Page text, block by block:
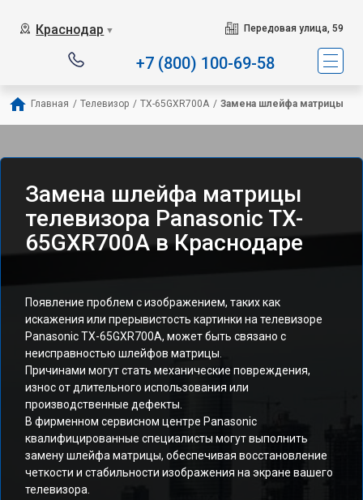
Краснодар ▼ Передовая улица, 59
+7 (800) 100-69-58
Главная / Телевизор / TX-65GXR700A / Замена шлейфа матрицы
Замена шлейфа матрицы
телевизора Panasonic TX-
65GXR700A в Краснодаре
Появление проблем с изображением, таких как
искажения или прерывистость картинки на телевизоре
Panasonic TX-65GXR700A, может быть связано с
неисправностью шлейфов матрицы.
Причинами могут стать механические повреждения,
износ от длительного использования или
производственные дефекты.
В фирменном сервисном центре Panasonic
квалифицированные специалисты могут выполнить
замену шлейфа матрицы, обеспечивая восстановление
четкости и стабильности изображения на экране вашего
телевизора.